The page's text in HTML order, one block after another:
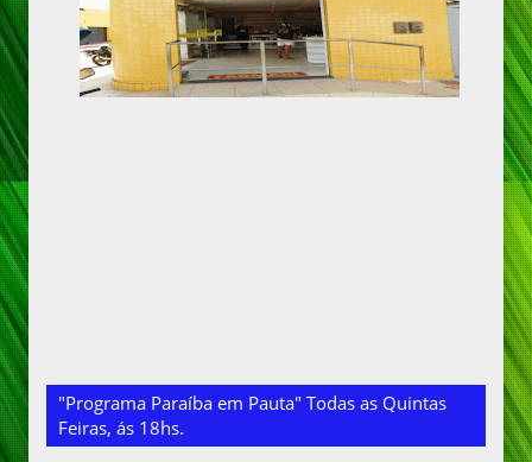
"Programa Paraíba em Pauta" Todas as Quintas
Feiras, ás 18hs.